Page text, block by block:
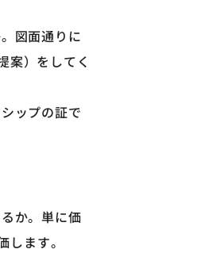
図面通りに
案）をしてく
ップの証で
か。単に価
ます。